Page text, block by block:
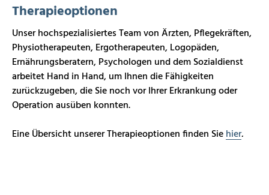
Therapieoptionen
Unser hochspezialisiertes Team von Ärzten, Pflegekräften,
Physiotherapeuten, Ergotherapeuten, Logopäden,
Ernährungsberatern, Psychologen und dem Sozialdienst
arbeitet Hand in Hand, um Ihnen die Fähigkeiten
zurückzugeben, die Sie noch vor Ihrer Erkrankung oder
Operation ausüben konnten.
Eine Übersicht unserer Therapieoptionen finden Siehier.